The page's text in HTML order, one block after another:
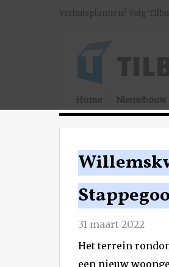
Verhuisplannen? Volg
Home Nieuwbouw
31 maart 2022
Het terrein
een nieuw